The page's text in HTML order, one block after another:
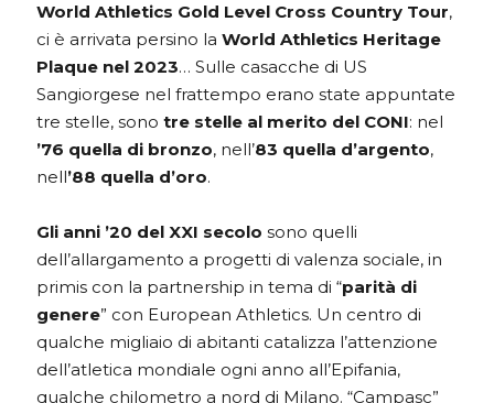
World Athletics Gold Level Cross Country Tour,
ci è arrivata persino la World Athletics Heritage
Plaque nel 2023… Sulle casacche di US
Sangiorgese nel frattempo erano state appuntate
tre stelle, sono tre stelle al merito del CONI: nel
’76 quella di bronzo, nell’83 quella d’argento,
nell’88 quella d’oro.
Gli anni ’20 del XXI secolo sono quelli
dell’allargamento a progetti di valenza sociale, in
primis con la partnership in tema di “parità di
genere” con European Athletics. Un centro di
qualche migliaio di abitanti catalizza l’attenzione
dell’atletica mondiale ogni anno all’Epifania,
qualche chilometro a nord di Milano. “Campasc”